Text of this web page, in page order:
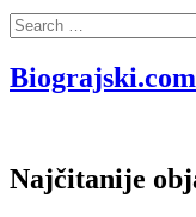
novu
pjesmu;
poslušajte
Search
…
Najčitanije